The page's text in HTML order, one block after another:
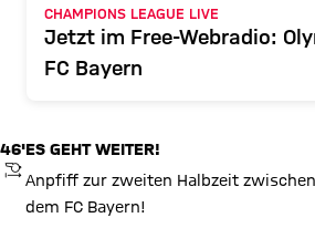
CHAMPIONS LEAGUE LIVE
Jetzt im Free-Webradio:
FC Bayern
46'
ANPFIFF
ES GEHT WEITER!
Anpfiff zur zweiten Halbzeit
dem FC Bayern!